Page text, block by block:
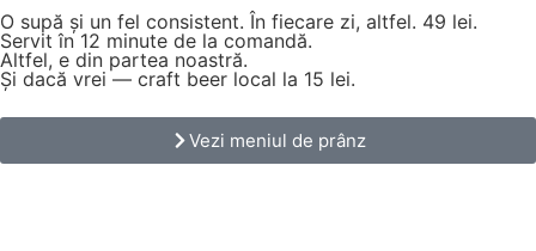
O supă și un fel consistent. În fiecare zi, altfel. 49 lei.
Servit în 12 minute de la comandă.
Altfel, e din partea noastră.
Și dacă vrei — craft beer local la 15 lei.
Vezi meniul de prânz